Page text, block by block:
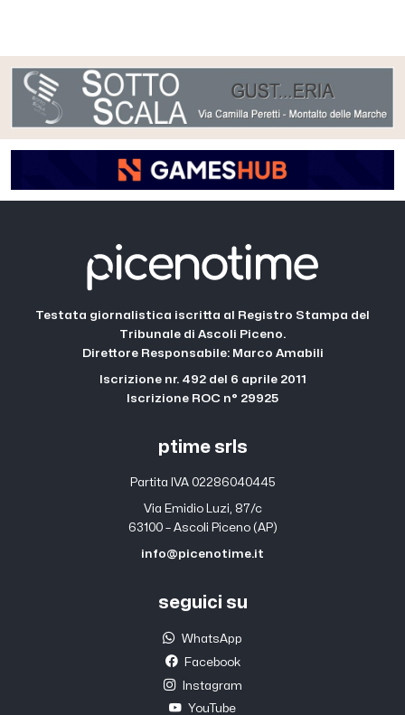
Testata giornalistica iscritta al Registro Stampa del
Tribunale di Ascoli Piceno.
Direttore Responsabile: Marco Amabili
Iscrizione nr. 492 del 6 aprile 2011
Iscrizione ROC n° 29925
ptime srls
Partita IVA 02286040445
Via Emidio Luzi, 87/c
63100 – Ascoli Piceno (AP)
info@picenotime.it
seguici su
WhatsApp
Facebook
Instagram
YouTube